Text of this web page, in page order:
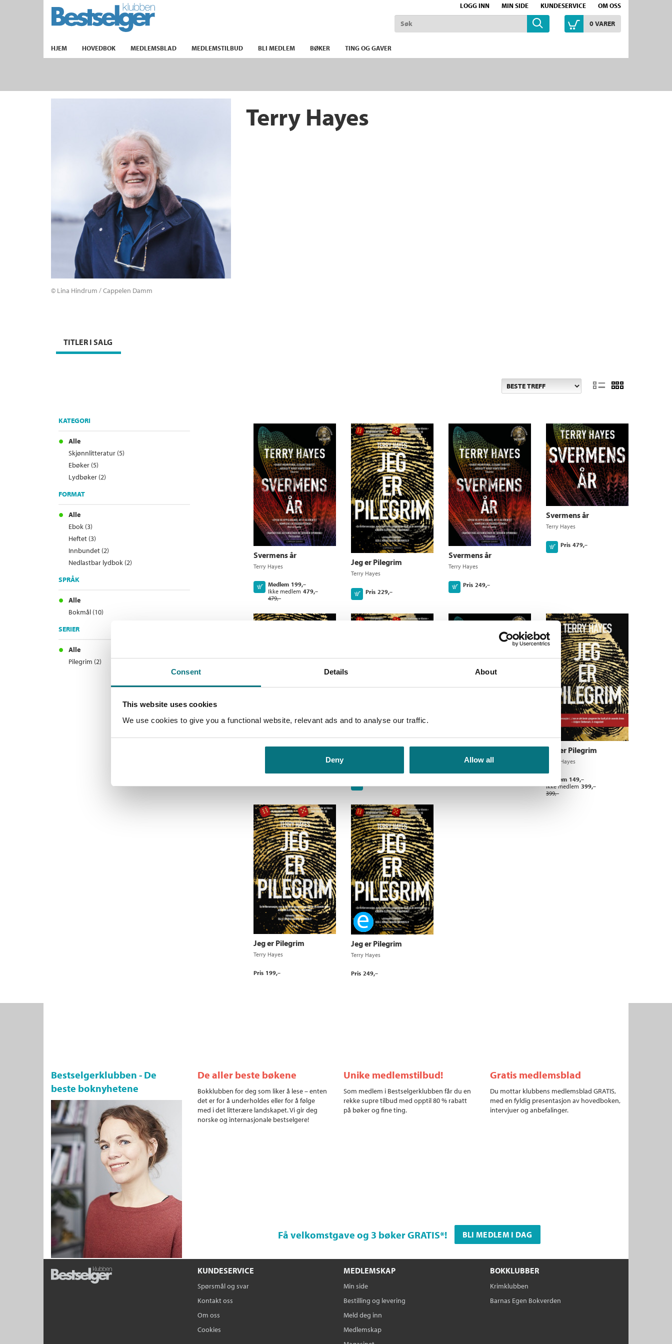
Consent Details About
This website uses cookies
We use cookies to give you a functional website, relevant ads and to analyse our traffic.
Deny Allow all
LOGG INN MIN SIDE KUNDESERVICE OM OSS
TIL FORSIDEN
0VARER
HJEM HOVEDBOK MEDLEMSBLAD MEDLEMSTILBUD BLI MEDLEM BØKER TING OG GAVER
© Lina Hindrum / Cappelen Damm
Terry Hayes
TITLER I SALG
KATEGORI
Alle
Skjønnlitteratur (5)
Ebøker (5)
Lydbøker (2)
FORMAT
Alle
Ebok (3)
Heftet (3)
Innbundet (2)
Nedlastbar lydbok (2)
SPRÅK
Alle
Bokmål (10)
SERIER
Alle
Pilegrim (2)
Svermens år
Terry Hayes
Medlem 199,–
Ikke medlem 479,–
479,–
Kjøp
Jeg er Pilegrim
Terry Hayes
Pris 229,–
Kjøp
Svermens år
Terry Hayes
Pris 249,–
Kjøp
Svermens år
Terry Hayes
Pris 479,–
Kjøp
Terry Hayes
Kjøp Ebok
Svermens år
Terry Hayes
Pris 249,–
Jeg er Pilegrim
Terry Hayes
Medlem 149,–
Ikke medlem 399,–
399,–
Jeg er Pilegrim
Terry Hayes
Pris 199,–
Ebok
Jeg er Pilegrim
Terry Hayes
Pris 249,–
Bestselgerklubben - De
beste boknyhetene
De aller beste bøkene
Bokklubben for deg som liker å lese – enten
det er for å underholdes eller for å følge
med i det litterære landskapet. Vi gir deg
norske og internasjonale bestselgere!
Unike medlemstilbud!
Som medlem i Bestselgerklubben får du en
rekke supre tilbud med opptil 80 % rabatt
på bøker og fine ting.
Gratis medlemsblad
Du mottar klubbens medlemsblad GRATIS,
med en fyldig presentasjon av hovedboken,
intervjuer og anbefalinger.
Få velkomstgave og 3 bøker GRATIS*! BLI MEDLEM I DAG
KUNDESERVICE
Spørsmål og svar
Kontakt oss
Om oss
Cookies
MEDLEMSKAP
Min side
Bestilling og levering
Meld deg inn
Medlemskap
BOKKLUBBER
Krimklubben
Barnas Egen Bokverden